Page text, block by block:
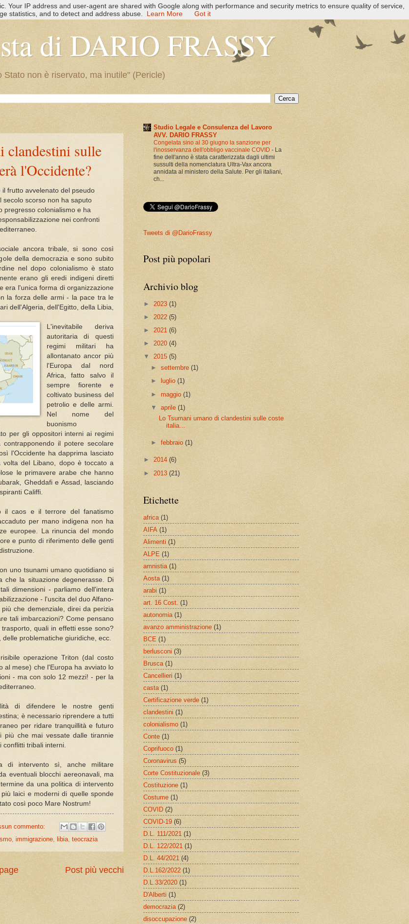
di DARIO FRASSY
non è riservato, ma inutile" (Pericle)
clandestini sulle
l'Occidente?
il frutto avvelenato del pseudo
secolo scorso non ha saputo
pregresso colonialismo e ha
nei confronti
ancora tribale, si sono così
della democrazia e sono subito
nel dopo colonialismo è stato
erano gli eredi indigeni diretti
era l'unica forma di organizzazione
la forza delle armi - la pace tra le
dell'Algeria, dell'Egitto, della Libia,
L'inevitabile deriva
autoritaria di questi
regimi militari ha
allontanato ancor più
l'Europa dal nord
Africa, fatto salvo il
sempre fiorente e
coltivato business del
petrolio e delle armi.
Nel nome del
buonismo
per gli oppositori interni ai regimi
il potere secolare
l'Occidente ha dapprima lasciato
del Libano, dopo è toccato a
le primavere arabe che hanno
Gheddafi e Assad, lasciando
Califfi.
il caos e il terrore del fanatismo
per mano indigena non ha
europee. La rinuncia del mondo
e punto di riferimento delle genti
uno tsunami umano quotidiano si
che la situazione degenerasse. Di
dimensioni - parliamo dell'intera
- l'uscita del duo Alfano-
che demenziale, direi da perizia
tali imbarcazioni? Come pensano
quali in effetti esse sono?
problematiche giuridiche, ecc.
operazione Triton (dal costo
al mese) che l'Europa ha avviato lo
- ma con solo 12 mezzi! - per la
di difendere le nostre genti
è necessario riprendere a tutti
per ridare tranquillità e futuro
più che mai vessate dalle tirannie
tribali interni.
di intervento sì, anche militare
eventuali blocchi aereonavali, ma
da una politica di intervento
laici e moderni di quelle sponde
così poco Mare Nostrum!
commento:
, immigrazione, libia, teocrazia
Post più vecchi
Studio Legale e Consulenza del Lavoro
AVV. DARIO FRASSY
Congelata sino al 30 giugno la sanzione per
l'inosservanza dell'obbligo vaccinale COVID - La
fine dell'anno è stata caratterizzata dagli ultimi
sussulti della nomenclatura Ultra-Vax ancora
annidata al ministero della Salute. Per gli italiani,
ch...
Tweets di @DarioFrassy
Post più popolari
Archivio blog
► 2023 (1)
► 2022 (5)
► 2021 (6)
► 2020 (4)
▼ 2015 (5)
►settembre(1)
►
luglio(1)
►maggio(1)
▼aprile(1)
Lo Tsumani umano di clandestini sulle coste
italia...
►febbraio(1)
► 2014 (6)
► 2013 (21)
Etichette
africa (1)
AIFA (1)
Alimenti (1)
ALPE (1)
amnistia (1)
Aosta (1)
arabi (1)
art. 16 Cost. (1)
autonomia (1)
avanzo amministrazione (1)
BCE (1)
berlusconi (3)
Brusca (1)
Cancellieri (1)
casta (1)
Certificazione verde (1)
clandestini (1)
colonialismo (1)
Conte (1)
Coprifuoco (1)
Coronavirus (5)
Corte Costituzionale (3)
Costituzione (1)
Costume (1)
COVID (2)
COVID-19 (6)
D.L. 111/2021 (1)
D.L. 122/2021 (1)
D.L. 44/2021 (4)
D.L.162/2022 (1)
D.L.33/2020 (1)
D'Alberti (1)
democrazia (2)
disoccupazione (2)
Your IP address and user-agent are shared with Google along with performance and security metrics to ensure quality of service,
statistics, and to detect and address abuse.
Learn More Got it